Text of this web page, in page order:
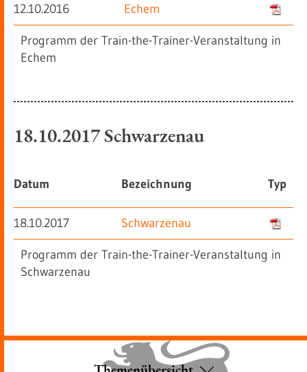
12.10.2016 Echem
Programm der Train-the-Trainer-Veranstaltung in
Echem
18.10.2017 Schwarzenau
Datum Bezeichnung Typ
18.10.2017 Schwarzenau
Programm der Train-the-Trainer-Veranstaltung in
Schwarzenau